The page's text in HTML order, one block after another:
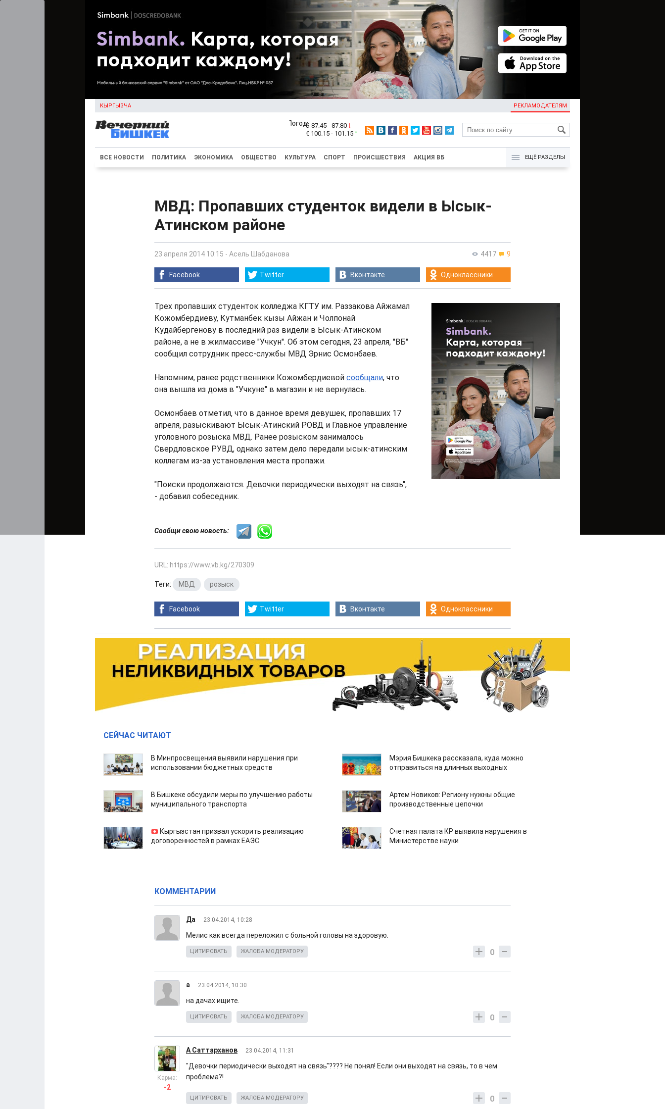
КЫРГЫЗЧА РЕКЛАМОДАТЕЛЯМ
KG
$ 87.45 - 87.80
€ 100.15 - 101.15
ВСЕ НОВОСТИ ПОЛИТИКА ЭКОНОМИКА ОБЩЕСТВО КУЛЬТУРА СПОРТ ПРОИСШЕСТВИЯ АКЦИЯ ВБ ЕЩЁ РАЗДЕЛЫ
МВД: Пропавших студенток видели в Ысык-
Атинском районе
4417 9
23 апреля 2014 10:15 - Асель Шабданова
Facebook Twitter Вконтакте Одноклассники
Трех пропавших студенток колледжа КГТУ им. Раззакова Айжамал
Кожомбердиеву, Кутманбек кызы Айжан и Чолпонай
Кудайбергенову в последний раз видели в Ысык-Атинском
районе, а не в жилмассиве "Учкун". Об этом сегодня, 23 апреля, "ВБ"
сообщил сотрудник пресс-службы МВД Эрнис Осмонбаев.
Напомним, ранее родственники Кожомбердиевой сообщали, что
она вышла из дома в "Учкуне" в магазин и не вернулась.
Осмонбаев отметил, что в данное время девушек, пропавших 17
апреля, разыскивают Ысык-Атинский РОВД и Главное управление
уголовного розыска МВД. Ранее розыском занималось
Свердловское РУВД, однако затем дело передали ысык-атинским
коллегам из-за установления места пропажи.
"Поиски продолжаются. Девочки периодически выходят на связь",
- добавил собеседник.
Сообщи свою новость:
URL: https://www.vb.kg/270309
Теги: МВД розыск
Facebook Twitter Вконтакте Одноклассники
СЕЙЧАС ЧИТАЮТ
В Минпросвещения выявили нарушения при
использовании бюджетных средств
Мэрия Бишкека рассказала, куда можно
отправиться на длинных выходных
В Бишкеке обсудили меры по улучшению работы
муниципального транспорта
Артем Новиков: Региону нужны общие
производственные цепочки
Кыргызстан призвал ускорить реализацию
договоренностей в рамках ЕАЭС
Счетная палата КР выявила нарушения в
Министерстве науки
КОММЕНТАРИИ
Да 23.04.2014, 10:28
Мелис как всегда переложил с больной головы на здоровую.
0
ЦИТИРОВАТЬ ЖАЛОБА МОДЕРАТОРУ
а 23.04.2014, 10:30
на дачах ищите.
0
ЦИТИРОВАТЬ ЖАЛОБА МОДЕРАТОРУ
А Саттарханов 23.04.2014, 11:31
Карма:
-2
"Девочки периодически выходят на связь"???? Не понял! Если они выходят на связь, то в чем
проблема?!
0
ЦИТИРОВАТЬ ЖАЛОБА МОДЕРАТОРУ